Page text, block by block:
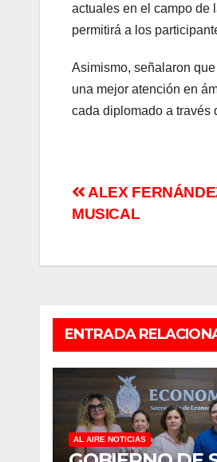
actuales en el campo de
permitirá a los
Asimismo, señalaron
una mejor atención en
cada diplomado a través
Navegación
entradas
ALEX
MUSICAL
ENTRADA
AL AIRE NOTICIAS